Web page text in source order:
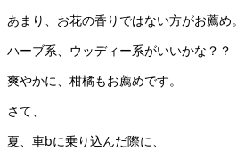
あまり、お花の香りではない方がお薦め。
ハーブ系、ウッディー系がいいかな？？
爽やかに、柑橘もお薦めです。
さて、
夏、車bに乗り込んだ際に、